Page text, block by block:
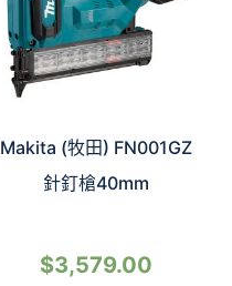
Makita (牧田) FN001GZ
針釘槍40mm
$3,579.00